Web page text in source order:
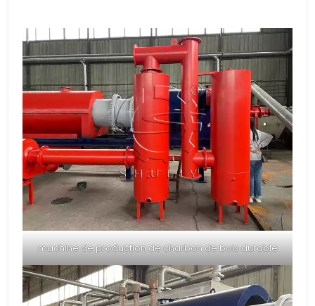
machine de production de charbon de bois durable